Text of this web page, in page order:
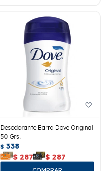
Desodorante Barra Dove Original
50 Grs.
$ 338
$ 287 $ 287